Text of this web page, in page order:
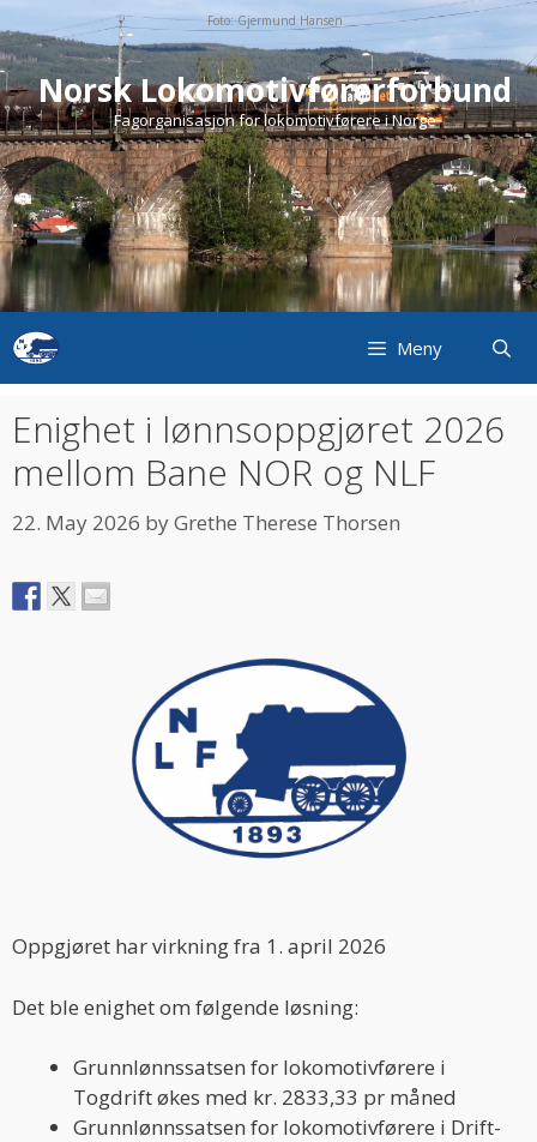
to
content
Foto: Gjermund Hansen
Norsk Lokomotivførerforbund
Fagorganisasjon for lokomotivførere i Norge
Meny
Enighet i lønnsoppgjøret 2026
mellom Bane NOR og NLF
22. May 2026 byGrethe Therese Thorsen
Oppgjøret har virkning fra 1. april 2026
Det ble enighet om følgende løsning:
Grunnlønnssatsen for lokomotivførere i
Togdrift økes med kr. 2833,33 pr måned
Grunnlønnssatsen for lokomotivførere i Drift-